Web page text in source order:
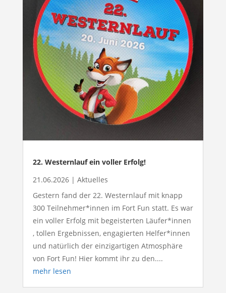
22. Westernlauf ein voller Erfolg!
21.06.2026| Aktuelles
Gestern fand der 22. Westernlauf mit knapp
300 Teilnehmer*innen im Fort Fun statt. Es war
ein voller Erfolg mit begeisterten Läufer*innen
, tollen Ergebnissen, engagierten Helfer*innen
und natürlich der einzigartigen Atmosphäre
von Fort Fun! Hier kommt ihr zu den....
mehr lesen